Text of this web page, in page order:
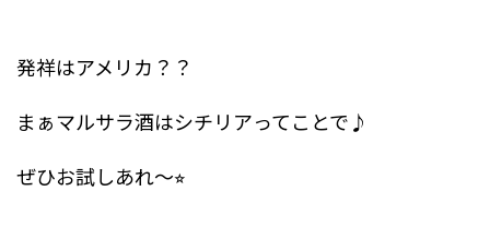
発祥はアメリカ？？
まぁマルサラ酒はシチリアってことで♪
ぜひお試しあれ〜⭐︎